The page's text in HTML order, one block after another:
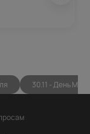
30.11 - День